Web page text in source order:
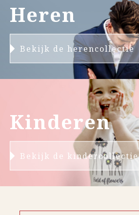
Heren
Bekijk de herencollectie
Kinderen
Bekijk de kindercollectie